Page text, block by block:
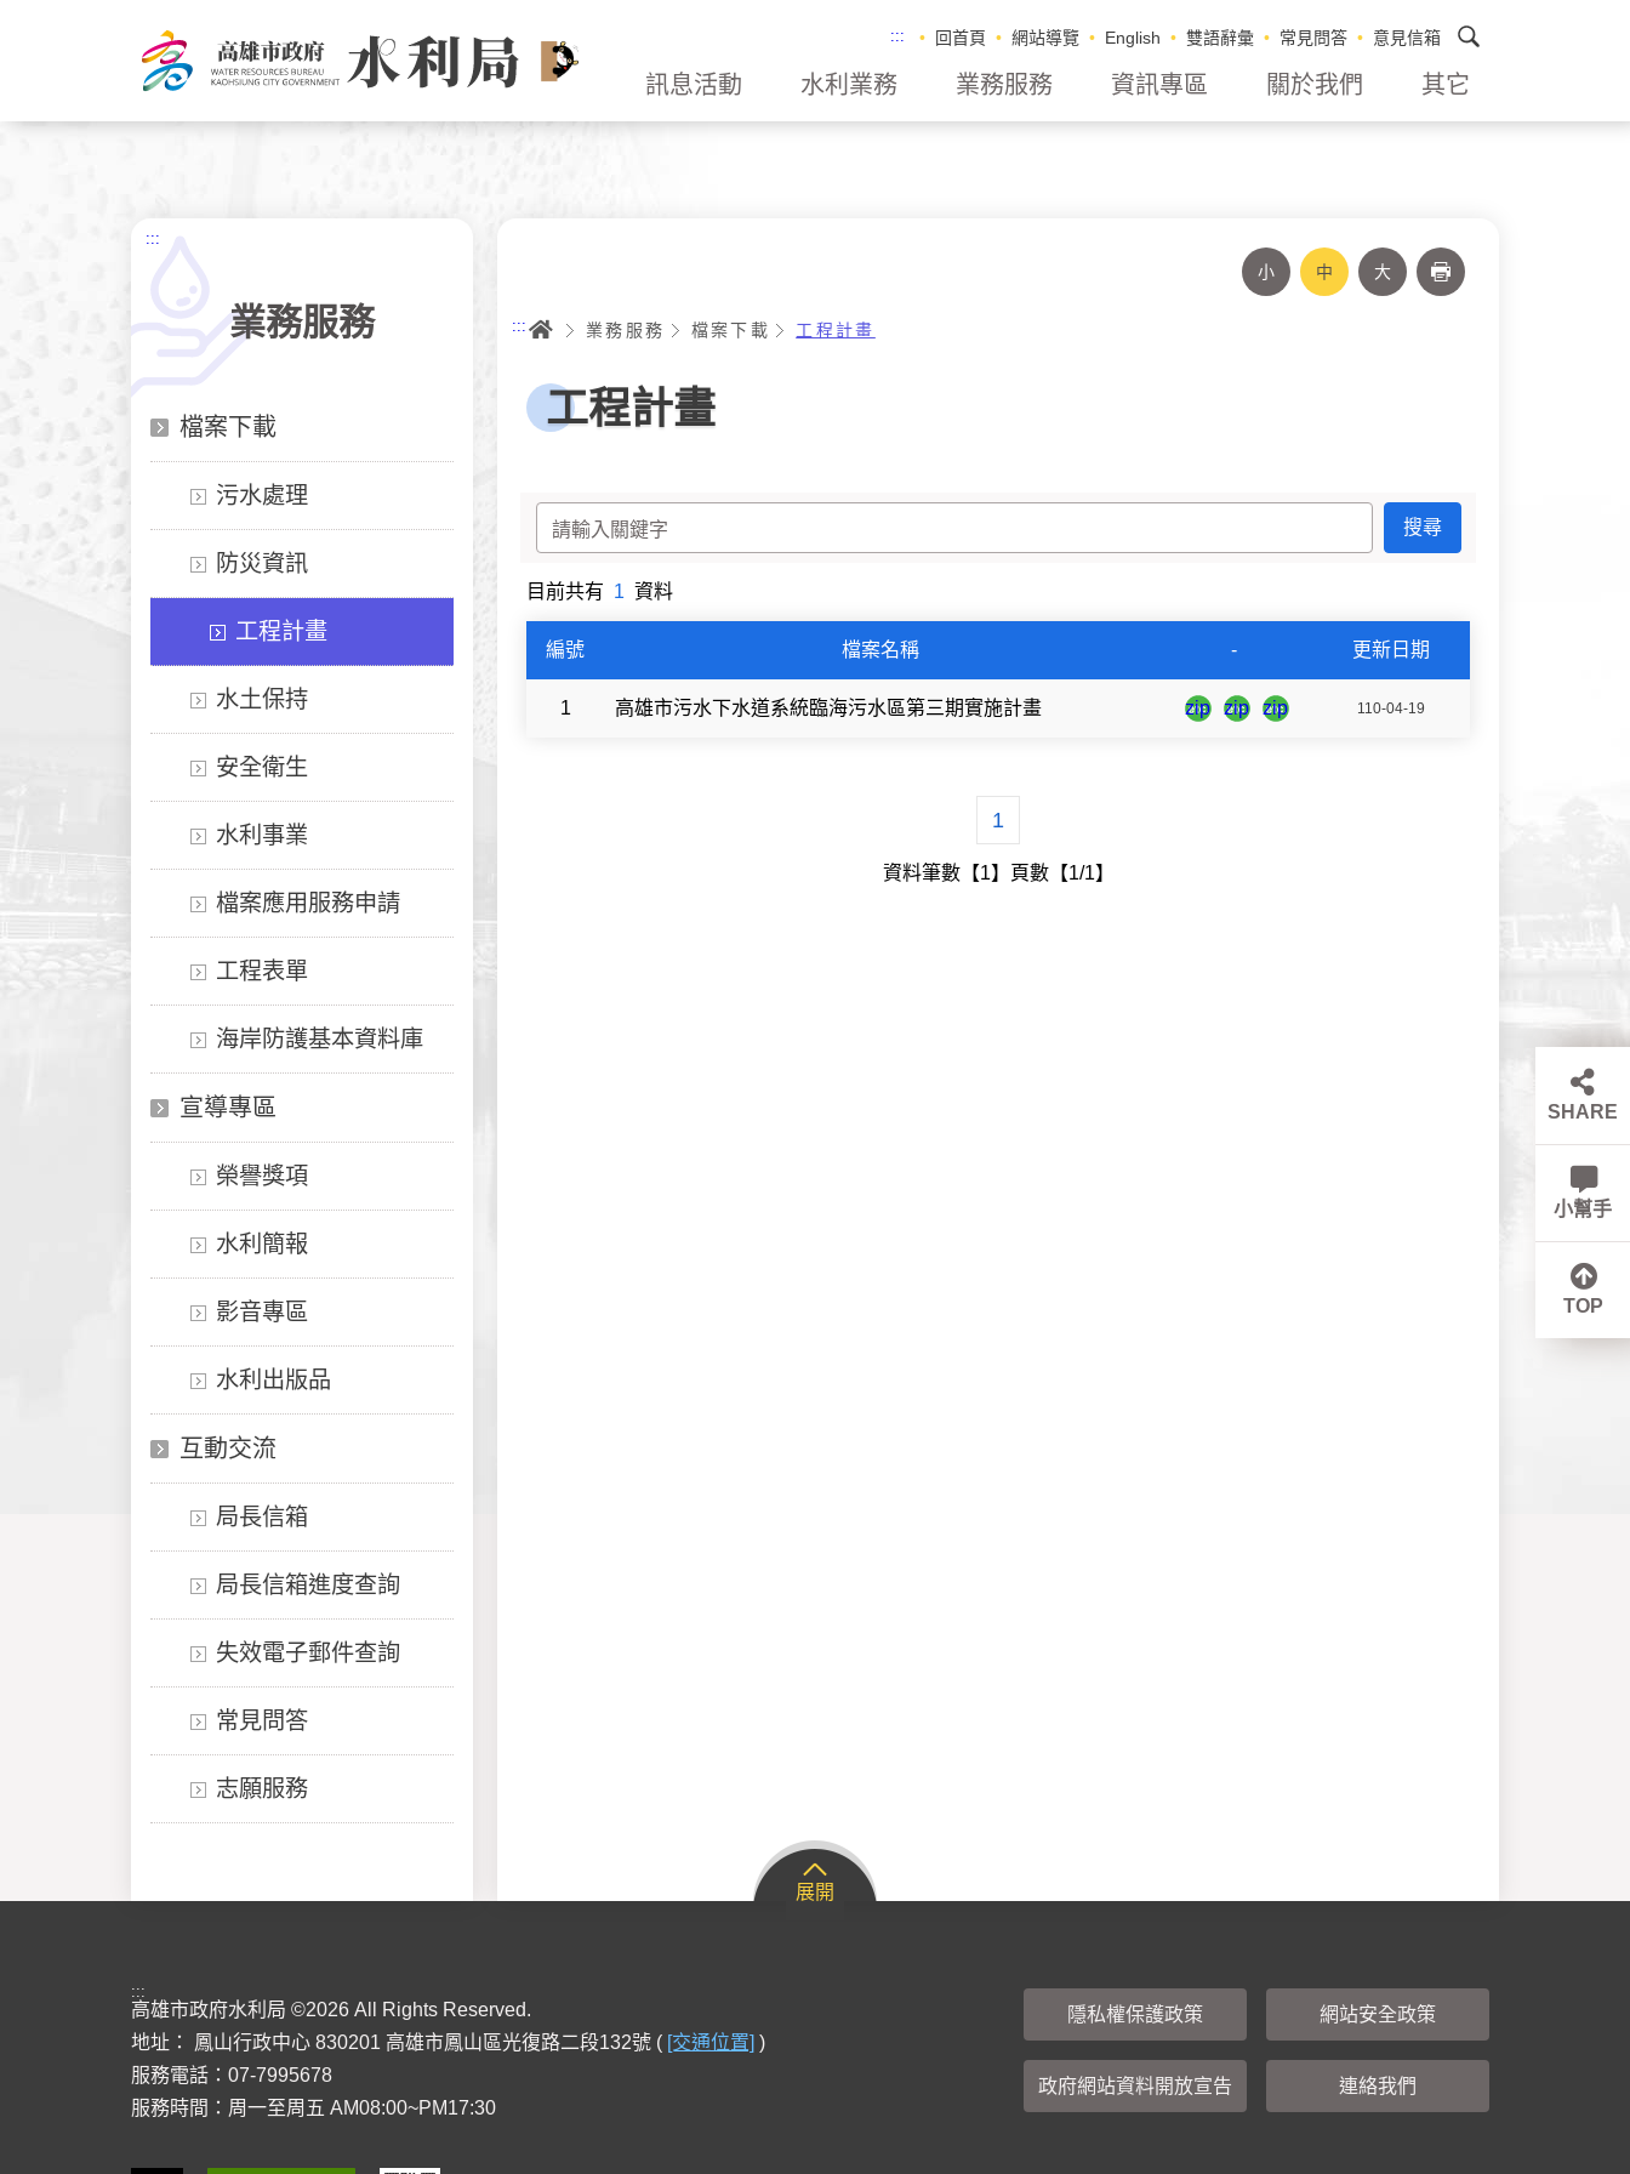
::: 回首頁 網站導覽 English 雙語辭彙 常見問答 意見信箱
訊息活動 水利業務 業務服務 資訊專區 關於我們 其它
:::
業務服務
檔案下載
污水處理
防災資訊
工程計畫
水土保持
安全衛生
水利事業
檔案應用服務申請
工程表單
海岸防護基本資料庫
宣導專區
榮譽獎項
水利簡報
影音專區
水利出版品
互動交流
局長信箱
局長信箱進度查詢
失效電子郵件查詢
常見問答
志願服務
小 中 大
::: 首頁業務服務 檔案下載 工程計畫
工程計畫
目前共有 1 資料
編號
檔案名稱 - 更新日期
1 高雄市污水下水道系統臨海污水區第三期實施計畫 zip 20210419154240236391.zip
zip 20210419154327172991.zip
zip20210419154352313763.zip
110-04-19
1
資料筆數【1】頁數【1/1】
展開
:::
高雄市政府水利局 ©2026 All Rights Reserved.
地址：
鳳山行政中心 830201 高雄市鳳山區光復路二段132號 ( [交通位置] )
服務電話：07-7995678
服務時間：周一至周五 AM08:00~PM17:30
隱私權保護政策 網站安全政策
政府網站資料開放宣告 連絡我們
SHARE
小幫手
TOP